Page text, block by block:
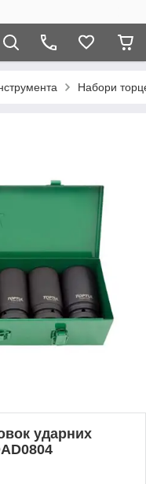
Набори
ударних